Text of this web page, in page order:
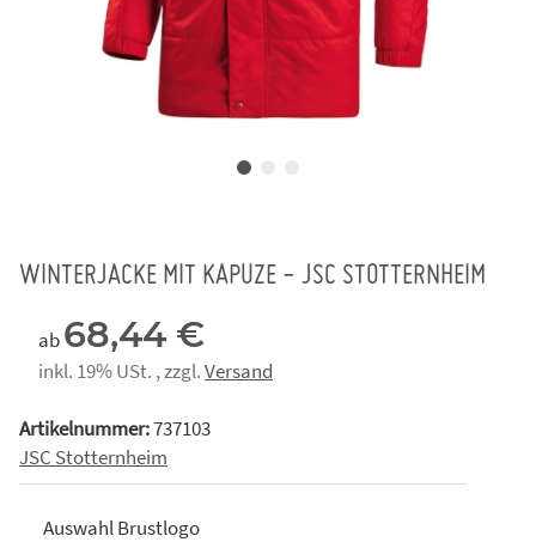
WINTERJACKE MIT KAPUZE - JSC STOTTERNHEIM
ab68,44 €
inkl. 19% USt. , zzgl.Versand
Artikelnummer:737103
JSC Stotternheim
Auswahl Brustlogo